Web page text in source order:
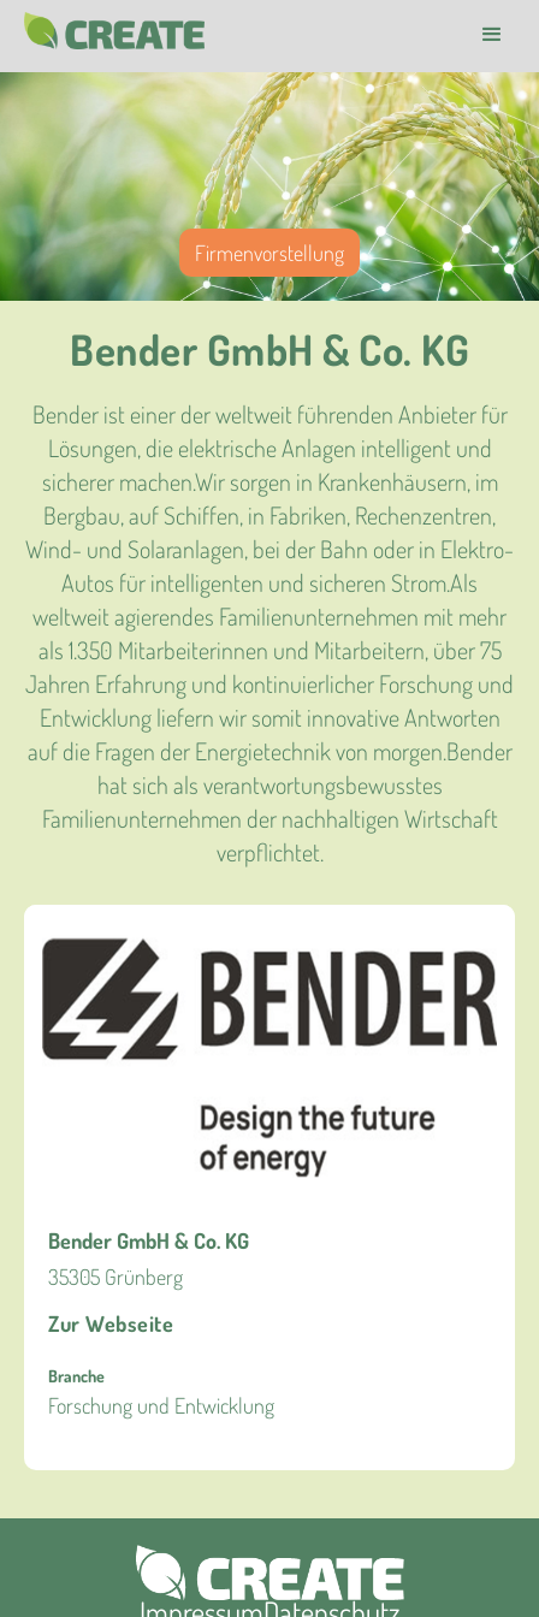
Firmenvorstellung
Bender GmbH & Co. KG
Bender ist einer der weltweit führenden Anbieter für
Lösungen, die elektrische Anlagen intelligent und
sicherer machen.Wir sorgen in Krankenhäusern, im
Bergbau, auf Schiffen, in Fabriken, Rechenzentren,
Wind- und Solaranlagen, bei der Bahn oder in Elektro-
Autos für intelligenten und sicheren Strom.Als
weltweit agierendes Familienunternehmen mit mehr
als 1.350 Mitarbeiterinnen und Mitarbeitern, über 75
Jahren Erfahrung und kontinuierlicher Forschung und
Entwicklung liefern wir somit innovative Antworten
auf die Fragen der Energietechnik von morgen.Bender
hat sich als verantwortungsbewusstes
Familienunternehmen der nachhaltigen Wirtschaft
verpflichtet.
Bender GmbH & Co. KG
35305 Grünberg
Zur Webseite
Branche
Forschung und Entwicklung